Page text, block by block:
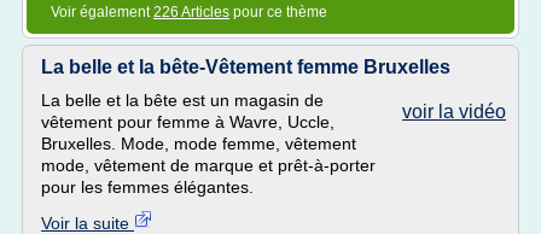
Voir également226 Articles pour ce thème
La belle et la bête-Vêtement femme Bruxelles
voir la vidéo
La belle et la bête est un magasin de
vêtement pour femme à Wavre, Uccle,
Bruxelles. Mode, mode femme, vêtement
mode, vêtement de marque et prêt-à-porter
pour les femmes élégantes.
Voir la suite